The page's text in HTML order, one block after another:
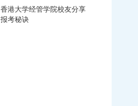
香港大学经管学院校友分享
报考秘诀